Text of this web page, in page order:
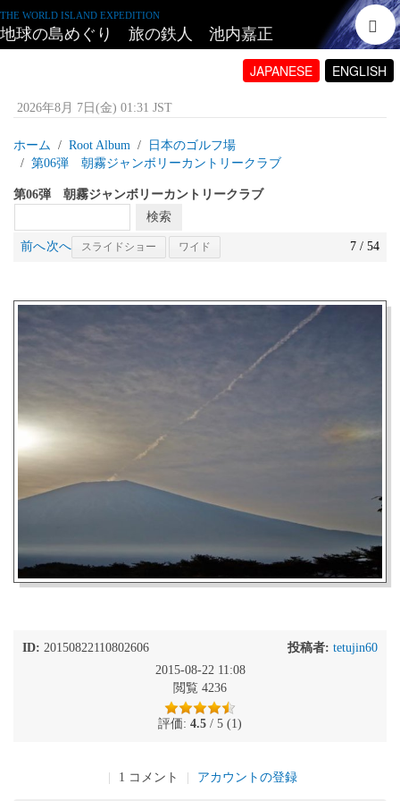
THE WORLD ISLAND EXPEDITION
地球の島めぐり 旅の鉄人 池内嘉正
JAPANESE ENGLISH
2026年8月 7日(金) 01:31 JST
ホーム Root Album
日本のゴルフ場
第06弾 朝霧ジャンボリーカントリークラブ
第06弾 朝霧ジャンボリーカントリークラブ
前へ次へ スライドショー ワイド 7 / 54
ID: 20150822110802606 投稿者: tetujin60
2015-08-22 11:08
閲覧 4236
評価: 4.5 / 5 (1)
1 コメント アカウントの登録